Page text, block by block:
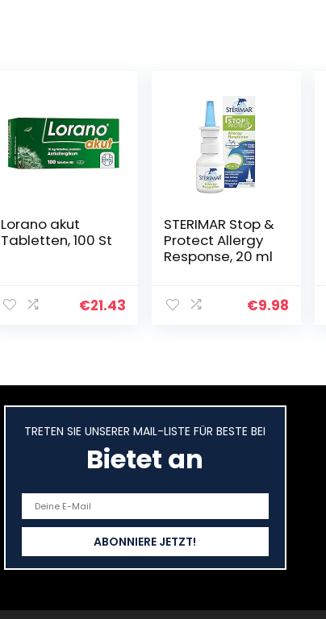
Lorano akut
Tabletten, 100 St
€21.43
STERIMAR Stop &
Protect Allergy
Response, 20 ml
€9.98
TRETEN SIE UNSERER MAIL-LISTE FÜR BESTE BEI
Bietet an